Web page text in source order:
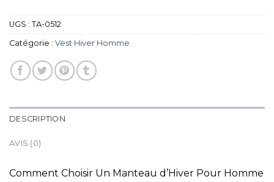
UGS : TA-0512
Catégorie : Vest Hiver Homme
DESCRIPTION
AVIS (0)
Comment Choisir Un Manteau d’Hiver Pour Homme